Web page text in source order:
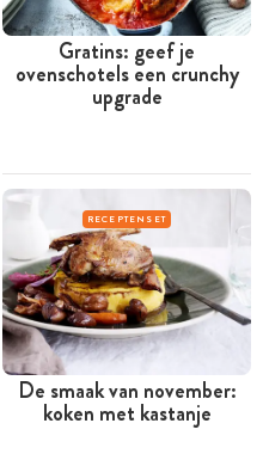
Gratins: geef je
ovenschotels een crunchy
upgrade
RECEPTENSET
De smaak van november:
koken met kastanje